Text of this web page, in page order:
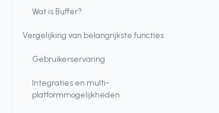
Wat is Buffer?
Vergelijking van belangrijkste functies
Gebruikerservaring
Integraties en multi-
platformmogelijkheden